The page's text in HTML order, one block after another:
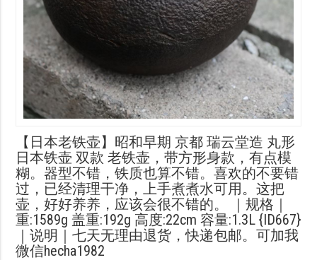
【日本老铁壶】昭和早期 京都 瑞云堂造 丸形
日本铁壶 双款 老铁壶，带方形身款，有点模
糊。器型不错，铁质也算不错。喜欢的不要错
过，已经清理干净，上手煮煮水可用。这把
壶，好好养养，应该会很不错的。 ｜规格｜
重:1589g 盖重:192g 高度:22cm 容量:1.3L {ID667}
｜说明｜七天无理由退货，快递包邮。可加我
微信hecha1982